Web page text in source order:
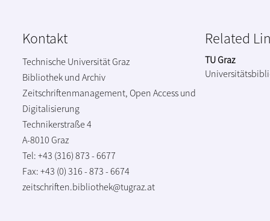
Kontakt
Technische Universität Graz
Bibliothek und Archiv
Zeitschriftenmanagement, Open Access und
Digitalisierung
Technikerstraße 4
A-8010 Graz
Tel: +43 (316) 873 - 6677
Fax: +43 (0) 316 - 873 - 6674
zeitschriften.bibliothek@tugraz.at
Related
TU Graz